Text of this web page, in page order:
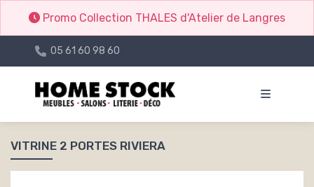
Promo Collection THALES d'Atelier de Langres
05 61 60 98 60
VITRINE 2 PORTES RIVIERA